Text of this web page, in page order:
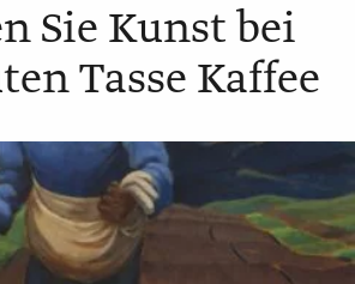
Sie Kunst bei
Tasse Kaffee